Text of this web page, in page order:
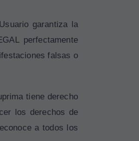
garantiza la
perfectamente
falsas o
tiene derecho
los derechos de
a todos los